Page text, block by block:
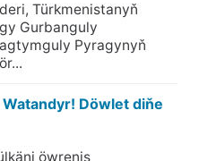
Türkmenistanyň
Gurbanguly
Pyragynyň
Döwlet diňe
öwreniş